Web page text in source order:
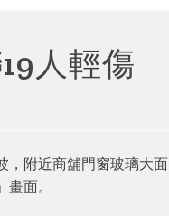
人輕傷
，附近商舖門窗玻璃大面
面。